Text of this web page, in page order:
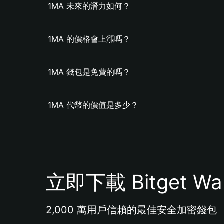
1MA 未來的潛力如何？
1MA 的價格會上漲嗎？
1MA 錢包是免費的嗎？
1MA 代幣的價值是多少？
立即下載 Bitget
2,000 萬用戶信賴的最佳安全加密錢包